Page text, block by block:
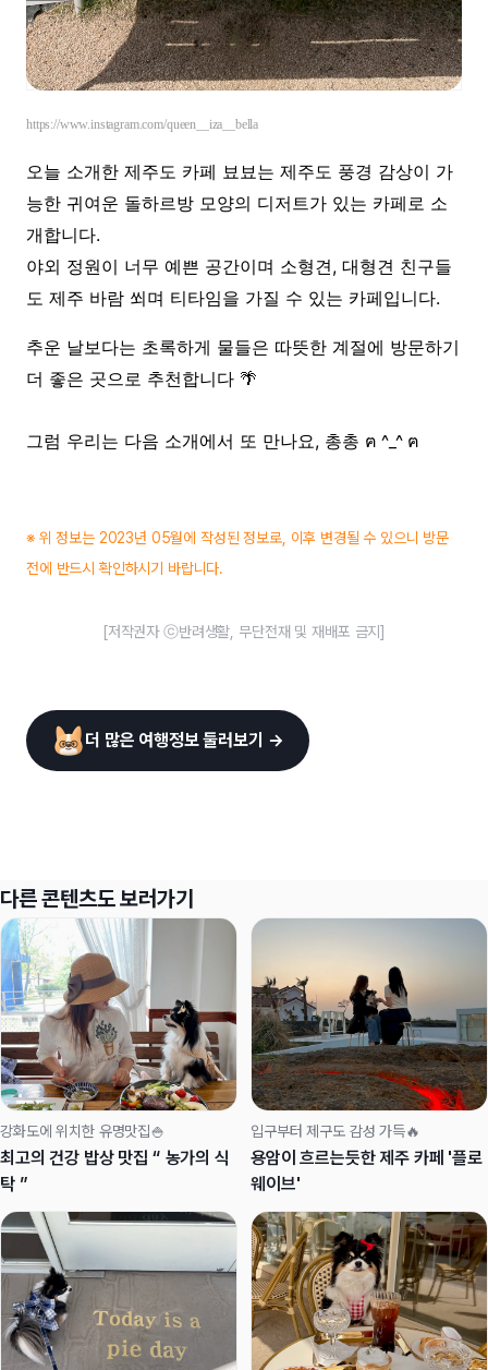
https://www.instagram.com/queen__iza__bella
오늘 소개한 제주도 카페 뵤뵤는 제주도 풍경 감상이 가
능한 귀여운 돌하르방 모양의 디저트가 있는 카페로 소
개합니다.
야외 정원이 너무 예쁜 공간이며 소형견, 대형견 친구들
도 제주 바람 쐬며 티타임을 가질 수 있는 카페입니다.
추운 날보다는 초록하게 물들은 따뜻한 계절에 방문하기
더 좋은 곳으로 추천합니다 🌴
그럼 우리는 다음 소개에서 또 만나요, 총총 ฅ ^_^ ฅ
※ 위 정보는 2023년 05월에 작성된 정보로, 이후 변경될 수 있으니 방문
전에 반드시 확인하시기 바랍니다.
[저작권자 ⓒ반려생활, 무단전재 및 재배포 금지]
더 많은 여행정보 둘러보기 →
다른 콘텐츠도 보러가기
강화도에 위치한 유명맛집🍚
최고의 건강 밥상 맛집 “ 농가의 식
탁 ”
입구부터 제구도 감성 가득🔥
용암이 흐르는듯한 제주 카페 '플로
웨이브'